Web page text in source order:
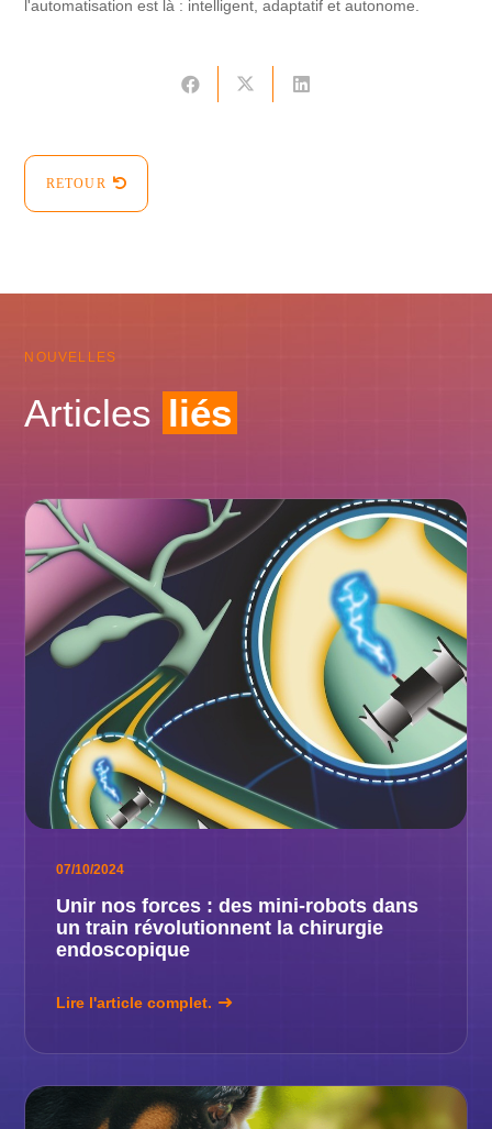
l'automatisation est là : intelligent, adaptatif et autonome.
RETOUR
NOUVELLES
Articles liés
07/10/2024
Unir nos forces : des mini-robots dans
un train révolutionnent la chirurgie
endoscopique
Lire l'article complet.